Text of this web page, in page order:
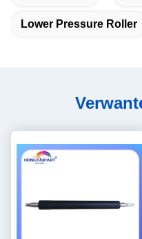
Lower Pressure Roller